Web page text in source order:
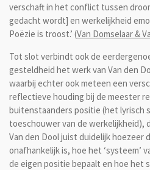
verschaft in het conflict tussen
gedacht wordt] en werkelijkheid
Poëzie is troost.’ (Van Domselaar &
Tot slot verbindt ook de
gesteldheid het werk van Van den
waarbij echter ook meteen een
reflectieve houding bij de meester
buitenstaanders positie (het lyrisch
toeschouwer van de werkelijkheid),
Van den Dool juist duidelijk hoezeer
onafhankelijk is, hoe het ‘systeem’
de eigen positie bepaalt en hoe het